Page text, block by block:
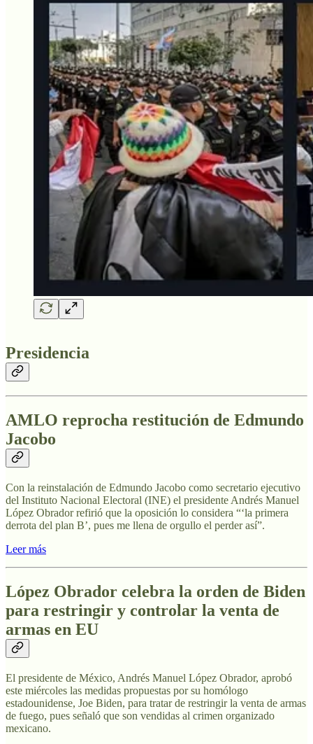
Presidencia
AMLO reprocha restitución de Edmundo
Jacobo
Con la reinstalación de Edmundo Jacobo como secretario ejecutivo
del Instituto Nacional Electoral (INE) el presidente Andrés Manuel
López Obrador refirió que la oposición lo considera “‘la primera
derrota del plan B’, pues me llena de orgullo el perder así”.
Leer más
López Obrador celebra la orden de Biden
para restringir y controlar la venta de
armas en EU
El presidente de México, Andrés Manuel López Obrador, aprobó
este miércoles las medidas propuestas por su homólogo
estadounidense, Joe Biden, para tratar de restringir la venta de armas
de fuego, pues señaló que son vendidas al crimen organizado
mexicano.